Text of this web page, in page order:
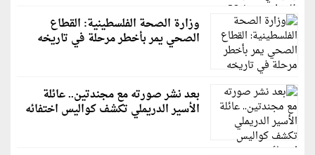
وزارة الصحة الفلسطينية: القطاع
الصحي يمر بأخطر مرحلة في تاريخه
بعد نشر صورته مع مجندتين.. عائلة
الأسير الدريملي تكشف كواليس اختفائه